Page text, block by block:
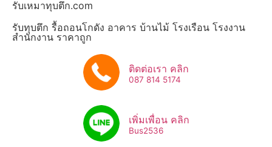
รับเหมาทุบตึก.com
รับทุบตึก รื้อถอนโกดัง อาคาร บ้านไม้ โรงเรือน โรงงาน
สำนักงาน ราคาถูก
ติดต่อเรา คลิก
087 814 5174
เพิ่มเพื่อน คลิก
Bus2536​